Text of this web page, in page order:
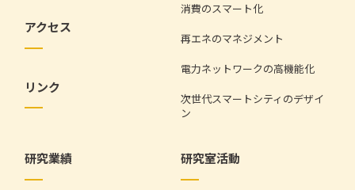
アクセス
リンク
消費のスマート化
再エネのマネジメント
電力ネットワークの高機能化
次世代スマートシティのデザイ
ン
研究業績 研究室活動